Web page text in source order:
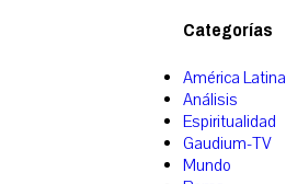
Categorías
América Latina
Análisis
Espiritualidad
Gaudium-TV
Mundo